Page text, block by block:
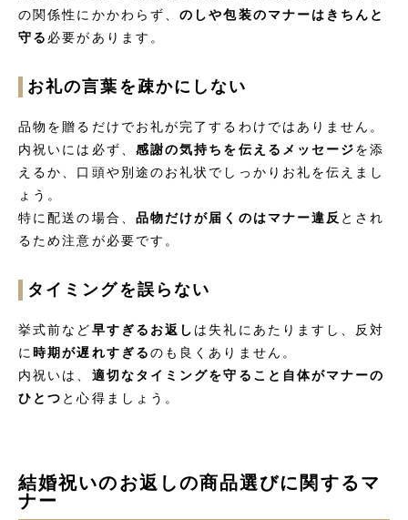
の関係性にかかわらず、のしや包装のマナーはきちんと
守る 必要があります。
お礼の言葉を疎かにしない
品物を贈るだけでお礼が完了するわけではありません。
内祝いには必ず、 感謝の気持ちを伝えるメッセージを添
えるか、口頭や別途のお礼状でしっかりお礼を伝えまし
ょう。
特に配送の場合、 品物だけが届くのはマナー違反 とされ
るため注意が必要です。
タイミングを誤らない
挙式前など早すぎるお返し は失礼にあたりますし、反対
に時期が遅れすぎるのも良くありません。
内祝いは、 適切なタイミングを守ること自体がマナーの
ひとつ と心得ましょう。
結婚祝いのお返しの商品選びに関するマ
ナー